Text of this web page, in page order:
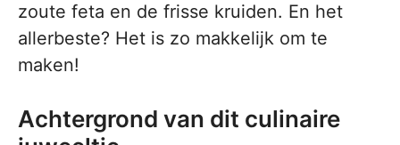
zoute feta en de frisse kruiden. En het
allerbeste? Het is zo makkelijk om te
maken!
Achtergrond van dit culinaire